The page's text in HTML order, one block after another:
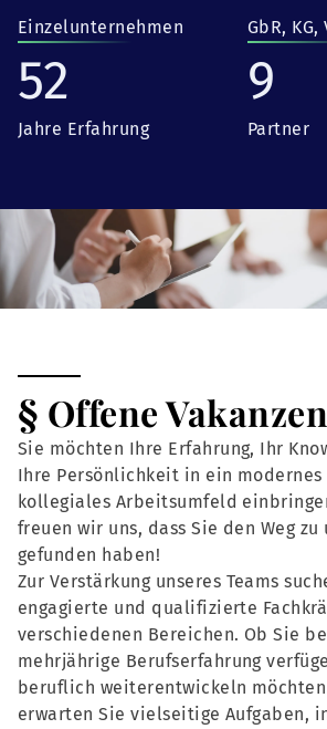
Einzelunternehmen GbR,
52
Jahre Erfahrung
9
Partner
§ Offene Vakanzen
Sie möchten Ihre Erfahrung, Ihr
Ihre Persönlichkeit in ein modernes
kollegiales Arbeitsumfeld
freuen wir uns, dass Sie den Weg zu
gefunden haben!
Zur Verstärkung unseres Teams
engagierte und qualifizierte
verschiedenen Bereichen. Ob Sie
mehrjährige Berufserfahrung
beruflich weiterentwickeln
erwarten Sie vielseitige Aufgaben,